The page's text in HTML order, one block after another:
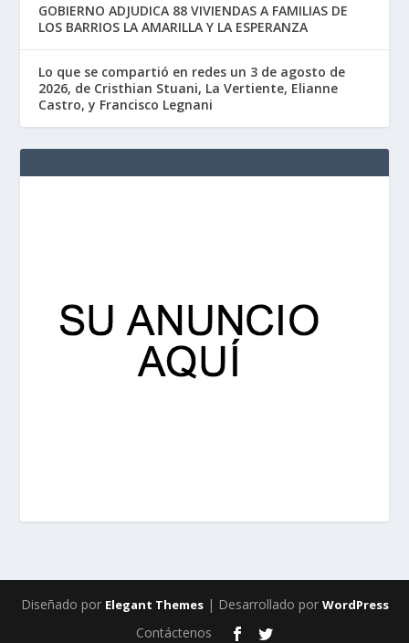
GOBIERNO ADJUDICA 88 VIVIENDAS A FAMILIAS DE
LOS BARRIOS LA AMARILLA Y LA ESPERANZA
Lo que se compartió en redes un 3 de agosto de
2026, de Cristhian Stuani, La Vertiente, Elianne
Castro, y Francisco Legnani
Diseñado por Elegant Themes| Desarrollado por WordPress
Contáctenos